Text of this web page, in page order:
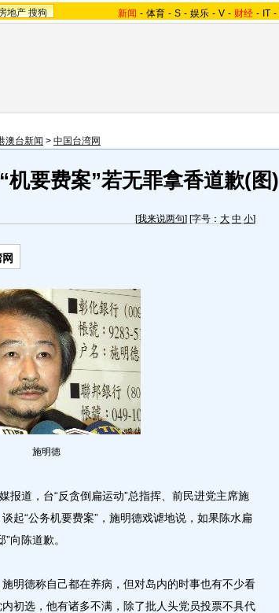
地产 搜狗 新闻 - 体育 - S - 娱乐 - V - 财经 - IT -
澳台新闻 > 中国台湾网
机要费案”若无罪拿香道歉(图)
[我来说两句] [字号： 大 中 小]
施明德
道，台“反贪倒扁运动”总指挥、前民进党主席施
起“公务机要费案”，施明德戏谑地说，如果陈水扁
向陈道歉。
德称自己都在养病，但对岛内的时事也有不少看
初选，他有诸多不满，除了批人头党员投票不具代